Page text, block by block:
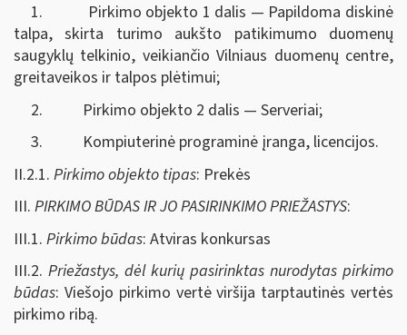
1. Pirkimo objekto 1 dalis — Papildoma diskinė
talpa, skirta turimo aukšto patikimumo duomenų
saugyklų telkinio, veikiančio Vilniaus duomenų centre,
greitaveikos ir talpos plėtimui;
2. Pirkimo objekto 2 dalis — Serveriai;
3. Kompiuterinė programinė įranga, licencijos.
II.2.1. Pirkimo objekto tipas: Prekės
III. PIRKIMO BŪDAS IR JO PASIRINKIMO PRIEŽASTYS:
III.1. Pirkimo būdas: Atviras konkursas
III.2. Priežastys, dėl kurių pasirinktas nurodytas pirkimo
būdas: Viešojo pirkimo vertė viršija tarptautinės vertės
pirkimo ribą.